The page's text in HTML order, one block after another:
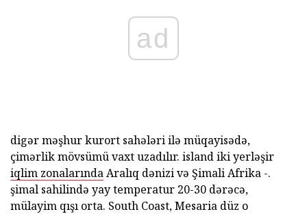
ad
digər məşhur kurort sahələri ilə müqayisədə,
çimərlik mövsümü vaxt uzadılır. island iki yerləşir
iqlim zonalarındaAralıq dənizi və Şimali Afrika -.
şimal sahilində yay temperatur 20-30 dərəcə,
mülayim qışı orta. South Coast, Mesaria düz o